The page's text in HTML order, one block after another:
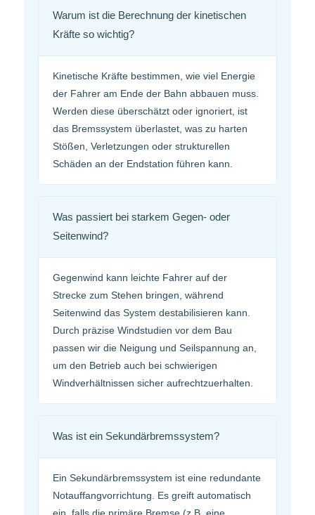
Warum ist die Berechnung der kinetischen
Kräfte so wichtig?
Kinetische Kräfte bestimmen, wie viel Energie
der Fahrer am Ende der Bahn abbauen muss.
Werden diese überschätzt oder ignoriert, ist
das Bremssystem überlastet, was zu harten
Stößen, Verletzungen oder strukturellen
Schäden an der Endstation führen kann.
Was passiert bei starkem Gegen- oder
Seitenwind?
Gegenwind kann leichte Fahrer auf der
Strecke zum Stehen bringen, während
Seitenwind das System destabilisieren kann.
Durch präzise Windstudien vor dem Bau
passen wir die Neigung und Seilspannung an,
um den Betrieb auch bei schwierigen
Windverhältnissen sicher aufrechtzuerhalten.
Was ist ein Sekundärbremssystem?
Ein Sekundärbremssystem ist eine redundante
Notauffangvorrichtung. Es greift automatisch
ein, falls die primäre Bremse (z.B. eine